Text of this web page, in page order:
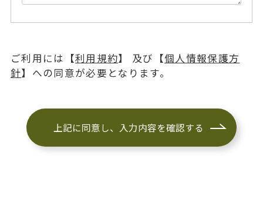
ご利用には【利用規約】 及び【個人情報保護方
針】への同意が必要となります。